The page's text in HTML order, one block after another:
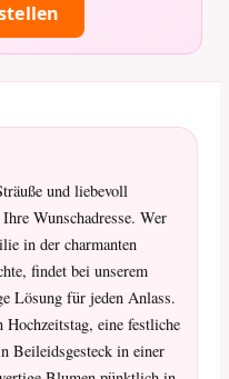
und liebevoll
Wunschadresse. Wer
in der charmanten
findet bei unserem
Lösung für jeden Anlass.
eine festliche
Beileidsgesteck in einer